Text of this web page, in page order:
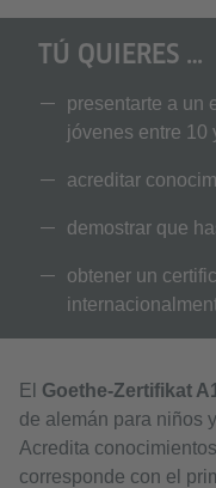
TÚ QUIERES …
presentarte a un
jóvenes entre 10
acreditar
demostrar que
obtener un
El Goethe-Zertifikat
de alemán para niños
Acredita
corresponde con el